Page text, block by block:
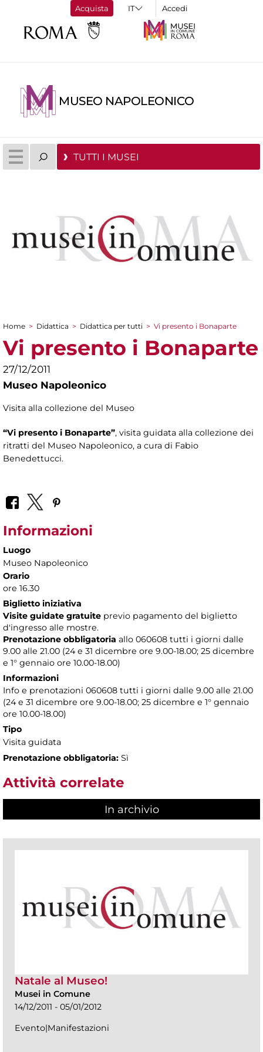
Acquista Accedi
MUSEO NAPOLEONICO
TUTTI I MUSEI
Tu sei qui
Home > Didattica > Didattica per tutti > Vi presento i Bonaparte
Vi presento i Bonaparte
27/12/2011
Museo Napoleonico
Visita alla collezione del Museo
“Vi presento i Bonaparte”, visita guidata alla collezione dei
ritratti del Museo Napoleonico, a cura di Fabio
Benedettucci.
Informazioni
Luogo
Museo Napoleonico
Orario
ore 16.30
Biglietto iniziativa
Visite guidate gratuite previo pagamento del biglietto
d'ingresso alle mostre.
Prenotazione obbligatoria allo 060608 tutti i giorni dalle
9.00 alle 21.00 (24 e 31 dicembre ore 9.00-18.00; 25 dicembre
e 1° gennaio ore 10.00-18.00)
Informazioni
Info e prenotazioni 060608 tutti i giorni dalle 9.00 alle 21.00
(24 e 31 dicembre ore 9.00-18.00; 25 dicembre e 1° gennaio
ore 10.00-18.00)
Tipo
Visita guidata
Prenotazione obbligatoria: Sì
Attività correlate
In archivio
Natale al Museo!
Musei in Comune
14/12/2011 - 05/01/2012
Evento|Manifestazioni